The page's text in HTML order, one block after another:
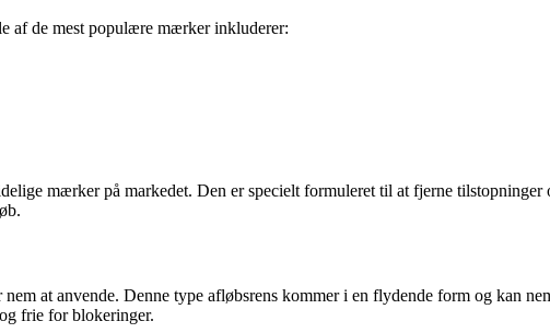
af de mest populære mærker inkluderer:
mærker på markedet. Den er specielt formuleret til at fjerne
at anvende. Denne type afløbsrens kommer i en flydende form og kan
frie for blokeringer.